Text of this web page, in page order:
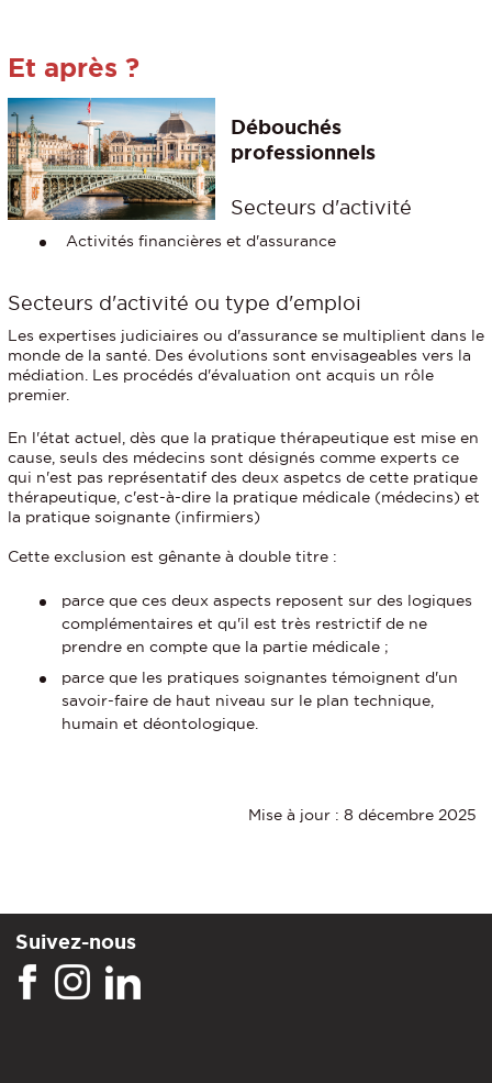
Et après ?
Débouchés
professionnels
Secteurs d'activité
Activités financières et d'assurance
Secteurs d'activité ou type d'emploi
Les expertises judiciaires ou d'assurance se multiplient dans le
monde de la santé. Des évolutions sont envisageables vers la
médiation. Les procédés d'évaluation ont acquis un rôle
premier.
En l'état actuel, dès que la pratique thérapeutique est mise en
cause, seuls des médecins sont désignés comme experts ce
qui n'est pas représentatif des deux aspetcs de cette pratique
thérapeutique, c'est-à-dire la pratique médicale (médecins) et
la pratique soignante (infirmiers)
Cette exclusion est gênante à double titre :
parce que ces deux aspects reposent sur des logiques
complémentaires et qu'il est très restrictif de ne
prendre en compte que la partie médicale ;
parce que les pratiques soignantes témoignent d'un
savoir-faire de haut niveau sur le plan technique,
humain et déontologique.
Mise à jour : 8 décembre 2025
Suivez-nous